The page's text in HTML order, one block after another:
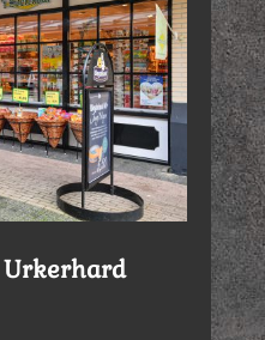
Urkerhard